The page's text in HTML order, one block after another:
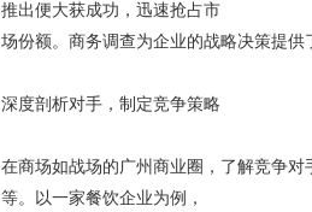
推出便大获成功，迅速抢占市
场份额。商务调查为企业的战略决策提
深度剖析对手，制定竞争策略
在商场如战场的广州商业圈，了解竞争
等。以一家餐饮企业为例，